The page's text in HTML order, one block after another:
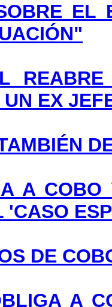
EL
UN EX
A COBO
'CASO
DE
A